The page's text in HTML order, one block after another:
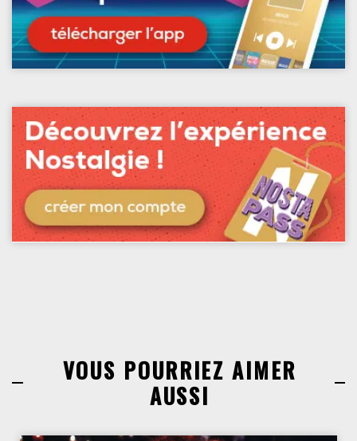
VOUS POURRIEZ AIMER
AUSSI